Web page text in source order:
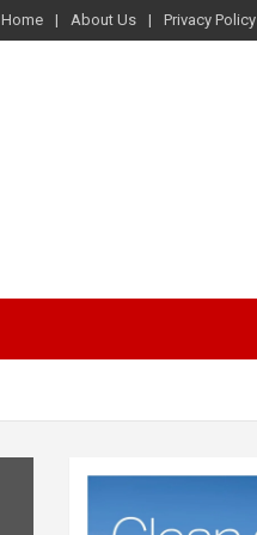
Home About Us Privacy Policy